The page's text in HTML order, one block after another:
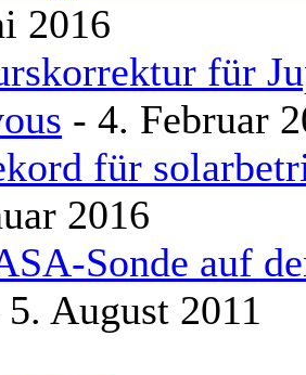
2016
für
- 4. Februar
für
2016
Sonde auf
August 2011